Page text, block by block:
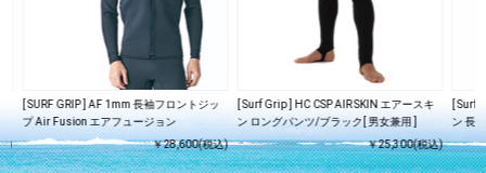
)
[ SURF GRIP ] AF 1mm 長袖フロントジッ
プ Air Fusion エアフュージョン
￥28,600(税込)
[ Surf Grip ] HC CSP AIR SKIN エアースキ
ン ロングパンツ/ブラック[ 男女兼用 ]
￥25,300(税込)
[ Surf
ン 長